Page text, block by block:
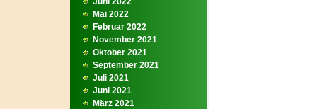
Mai 2022
Februar 2022
November 2021
Oktober 2021
September 2021
Juli 2021
Juni 2021
März 2021